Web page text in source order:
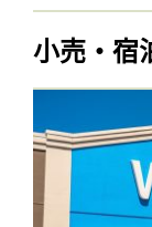
小売・宿